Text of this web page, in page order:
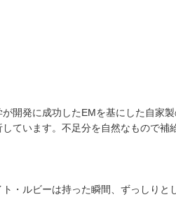
発に成功したEMを基にした自家
います。不足分を自然なもので補
ルビーは持った瞬間、ずっしり